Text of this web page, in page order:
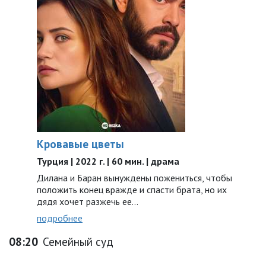
Кровавые цветы
Турция | 2022 г. | 60 мин. | драма
Дилана и Баран вынуждены пожениться, чтобы
положить конец вражде и спасти брата, но их
дядя хочет разжечь ее…
подробнее
08:20 Семейный суд